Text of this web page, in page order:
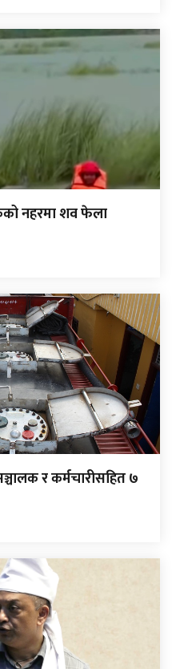
नहरमा शव फेला
र कर्मचारीसहित ७